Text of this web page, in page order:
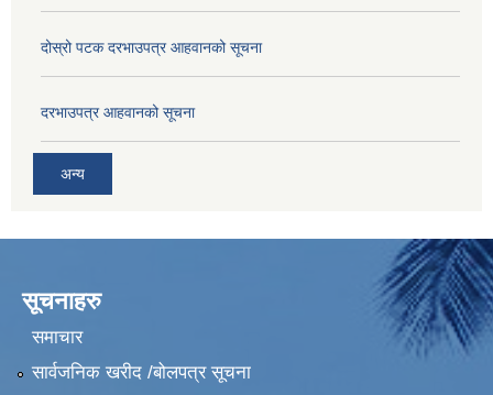
दोस्रो पटक दरभाउपत्र आहवानको सूचना
दरभाउपत्र आहवानको सूचना
अन्य
सूचनाहरु
समाचार
सार्वजनिक खरीद /बोलपत्र सूचना